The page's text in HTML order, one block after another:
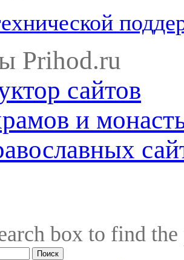
Prihod.ru
сайтов
и
box to find